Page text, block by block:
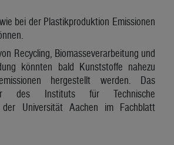
bei der Plastikproduktion Emissionen
Recycling, Biomasseverarbeitung und
könnten bald Kunststoffe nahezu
hergestellt werden. Das
des Instituts für Technische
der Universität Aachen im Fachblatt